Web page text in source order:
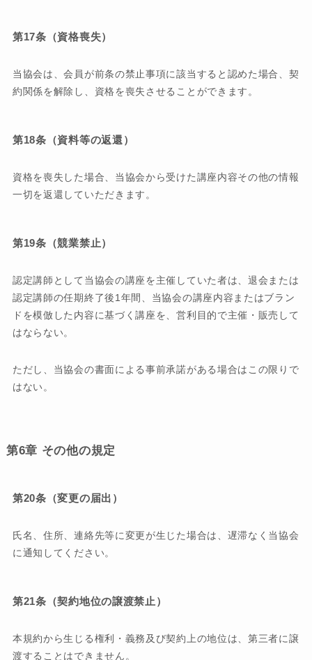
第17条（資格喪失）
当協会は、会員が前条の禁止事項に該当すると認めた場合、契
約関係を解除し、資格を喪失させることができます。
第18条（資料等の返還）
資格を喪失した場合、当協会から受けた講座内容その他の情報
一切を返還していただきます。
第19条（競業禁止）
認定講師として当協会の講座を主催していた者は、退会または
認定講師の任期終了後1年間、当協会の講座内容またはブラン
ドを模倣した内容に基づく講座を、営利目的で主催・販売して
はならない。
ただし、当協会の書面による事前承諾がある場合はこの限りで
はない。
第6章 その他の規定
第20条（変更の届出）
氏名、住所、連絡先等に変更が生じた場合は、遅滞なく当協会
に通知してください。
第21条（契約地位の譲渡禁止）
本規約から生じる権利・義務及び契約上の地位は、第三者に譲
渡することはできません。